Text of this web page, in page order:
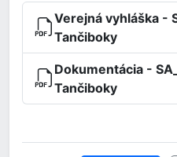
Verejná vyhláška -
Tančiboky
Dokumentácia -
Tančiboky